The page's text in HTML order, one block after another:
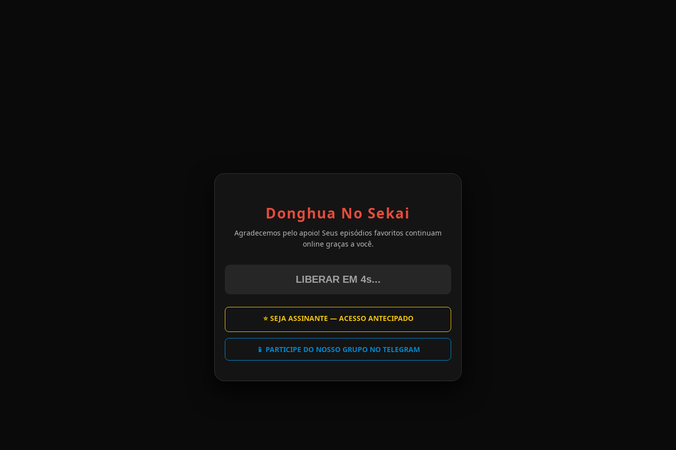
Donghua No Sekai
Agradecemos pelo apoio! Seus episódios favoritos continuam
online graças a você.
LIBERAR EM 4s...
⭐ SEJA ASSINANTE — ACESSO ANTECIPADO
📱 PARTICIPE DO NOSSO GRUPO NO TELEGRAM